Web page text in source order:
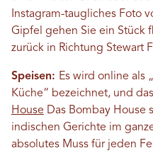
Instagram-taugliches Foto
Gipfel gehen Sie ein Stück
zurück in Richtung Stewart
Speisen: Es wird online als
Küche“ bezeichnet, und
House Das Bombay House
indischen Gerichte im
absolutes Muss für jeden